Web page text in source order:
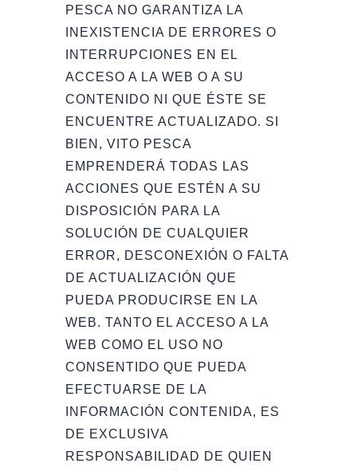
PESCA NO GARANTIZA LA
INEXISTENCIA DE ERRORES O
INTERRUPCIONES EN EL
ACCESO A LA WEB O A SU
CONTENIDO NI QUE ÉSTE SE
ENCUENTRE ACTUALIZADO. SI
BIEN, VITO PESCA
EMPRENDERÁ TODAS LAS
ACCIONES QUE ESTÉN A SU
DISPOSICIÓN PARA LA
SOLUCIÓN DE CUALQUIER
ERROR, DESCONEXIÓN O FALTA
DE ACTUALIZACIÓN QUE
PUEDA PRODUCIRSE EN LA
WEB. TANTO EL ACCESO A LA
WEB COMO EL USO NO
CONSENTIDO QUE PUEDA
EFECTUARSE DE LA
INFORMACIÓN CONTENIDA, ES
DE EXCLUSIVA
RESPONSABILIDAD DE QUIEN